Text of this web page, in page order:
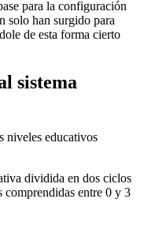
para la configuración
solo han surgido para
de esta forma cierto
sistema
niveles educativos
dividida en dos ciclos
comprendidas entre 0 y 3